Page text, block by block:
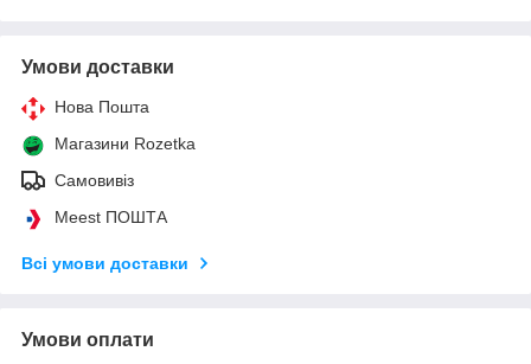
Умови доставки
Нова Пошта
Магазини Rozetka
Самовивіз
Meest ПОШТА
Всі умови доставки
Умови оплати